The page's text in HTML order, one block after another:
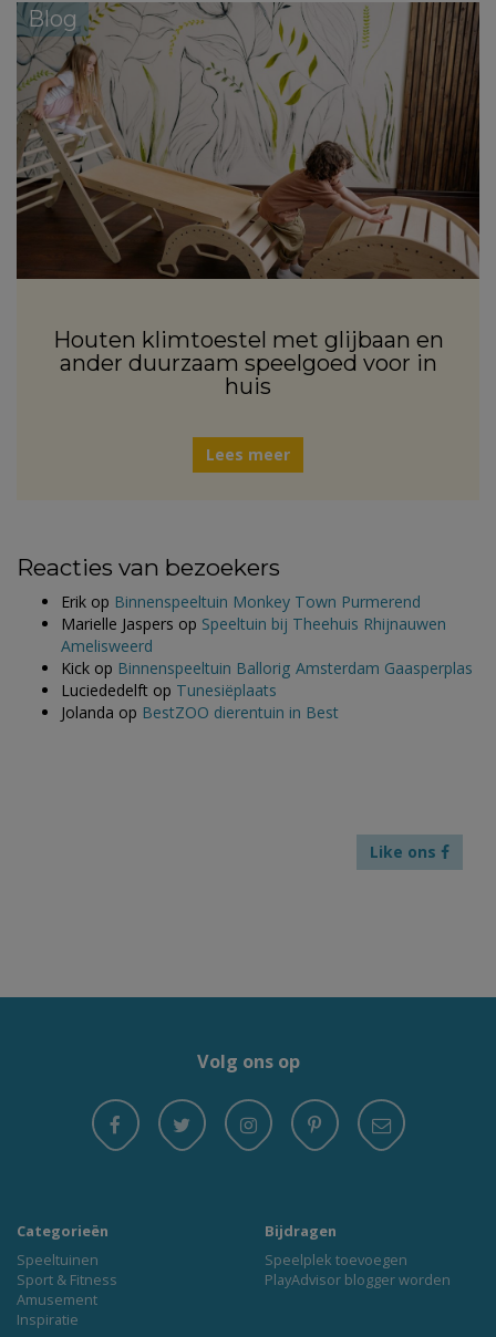
Blog
Houten klimtoestel met glijbaan en
ander duurzaam speelgoed voor in
huis
Lees meer
Reacties van bezoekers
Erik op Binnenspeeltuin Monkey Town Purmerend
Marielle Jaspers op Speeltuin bij Theehuis Rhijnauwen
Amelisweerd
Kick op Binnenspeeltuin Ballorig Amsterdam Gaasperplas
Luciededelft op Tunesiëplaats
Jolanda op BestZOO dierentuin in Best
Like ons
Volg ons op
Categorieën
Speeltuinen
Sport & Fitness
Amusement
Inspiratie
Bijdragen
Speelplek toevoegen
PlayAdvisor blogger worden